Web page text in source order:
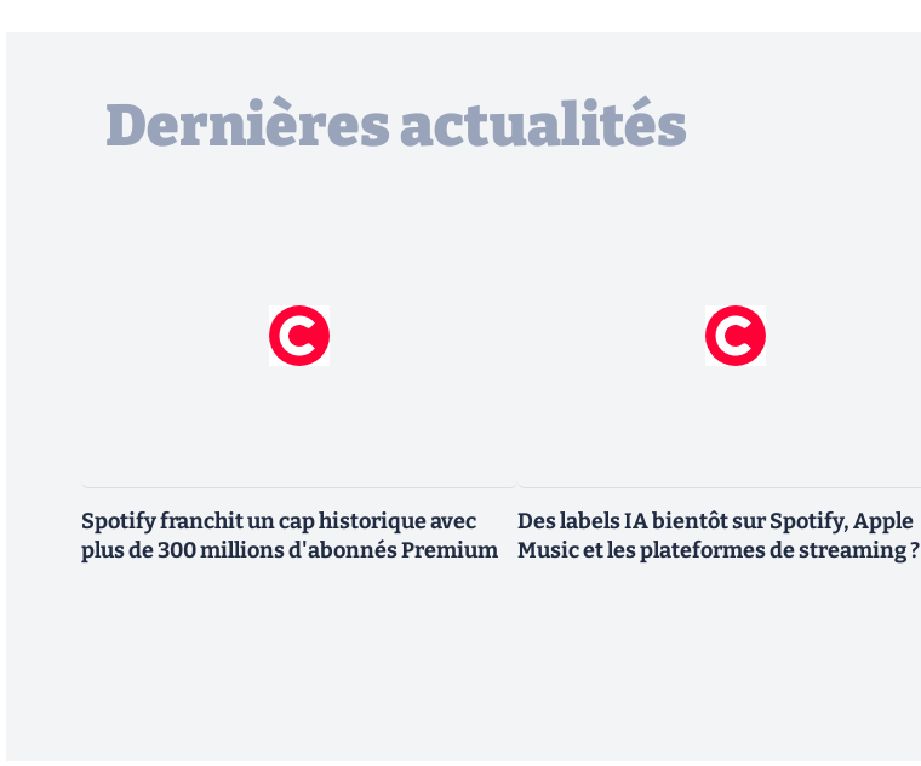
Dernières actualités
Spotify franchit un cap historique avec
plus de 300 millions d'abonnés Premium
Des labels IA bientôt sur Spotify, Apple
Music et les plateformes de streaming ?